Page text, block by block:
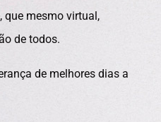
que mesmo virtual,
de todos.
de melhores dias a